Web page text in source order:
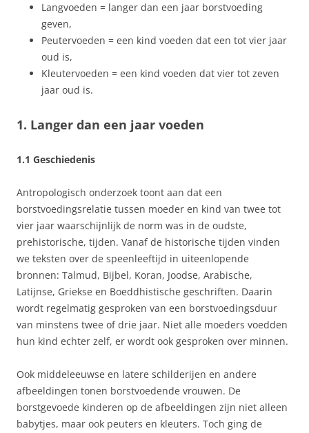
Langvoeden = langer dan een jaar borstvoeding
geven,
Peutervoeden = een kind voeden dat een tot vier jaar
oud is,
Kleutervoeden = een kind voeden dat vier tot zeven
jaar oud is.
1. Langer dan een jaar voeden
1.1 Geschiedenis
Antropologisch onderzoek toont aan dat een
borstvoedingsrelatie tussen moeder en kind van twee tot
vier jaar waarschijnlijk de norm was in de oudste,
prehistorische, tijden. Vanaf de historische tijden vinden
we teksten over de speenleeftijd in uiteenlopende
bronnen: Talmud, Bijbel, Koran, Joodse, Arabische,
Latijnse, Griekse en Boeddhistische geschriften. Daarin
wordt regelmatig gesproken van een borstvoedingsduur
van minstens twee of drie jaar. Niet alle moeders voedden
hun kind echter zelf, er wordt ook gesproken over minnen.
Ook middeleeuwse en latere schilderijen en andere
afbeeldingen tonen borstvoedende vrouwen. De
borstgevoede kinderen op de afbeeldingen zijn niet alleen
babytjes, maar ook peuters en kleuters. Toch ging de